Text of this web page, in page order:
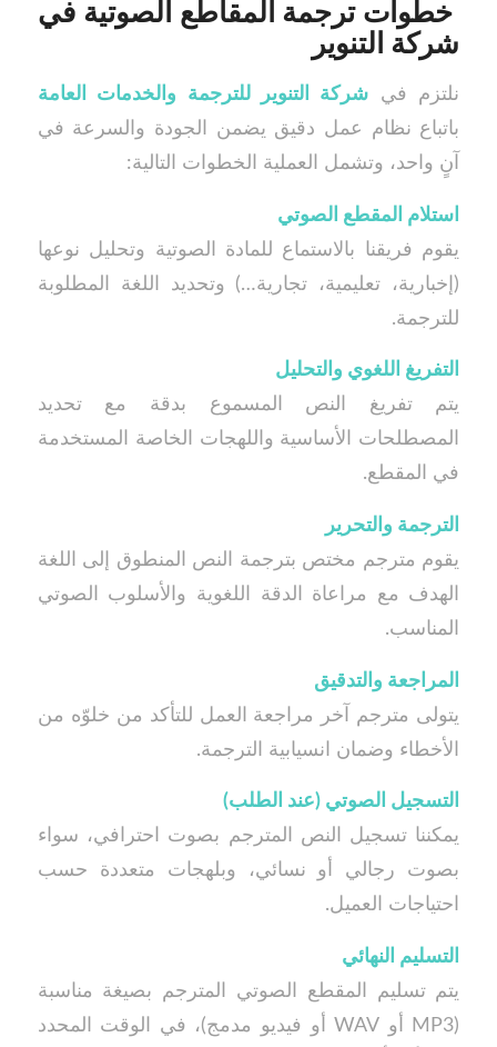
خطوات ترجمة المقاطع الصوتية في
شركة التنوير
نلتزم في شركة التنوير للترجمة والخدمات العامة
باتباع نظام عمل دقيق يضمن الجودة والسرعة في
آنٍ واحد، وتشمل العملية الخطوات التالية:
استلام المقطع الصوتي
يقوم فريقنا بالاستماع للمادة الصوتية وتحليل نوعها
(إخبارية، تعليمية، تجارية…) وتحديد اللغة المطلوبة
للترجمة.
التفريغ اللغوي والتحليل
يتم تفريغ النص المسموع بدقة مع تحديد
المصطلحات الأساسية واللهجات الخاصة المستخدمة
في المقطع.
الترجمة والتحرير
يقوم مترجم مختص بترجمة النص المنطوق إلى اللغة
الهدف مع مراعاة الدقة اللغوية والأسلوب الصوتي
المناسب.
المراجعة والتدقيق
يتولى مترجم آخر مراجعة العمل للتأكد من خلوّه من
الأخطاء وضمان انسيابية الترجمة.
التسجيل الصوتي (عند الطلب)
يمكننا تسجيل النص المترجم بصوت احترافي، سواء
بصوت رجالي أو نسائي، وبلهجات متعددة حسب
احتياجات العميل.
التسليم النهائي
يتم تسليم المقطع الصوتي المترجم بصيغة مناسبة
(MP3 أو WAV أو فيديو مدمج)، في الوقت المحدد